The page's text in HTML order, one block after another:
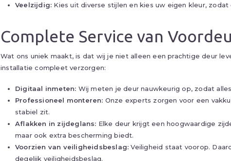
Veelzijdig: Kies uit diverse stijlen en kies uw eigen kleur,
Complete Service van
Wat ons uniek maakt, is dat wij je niet alleen een prachtige deur
installatie compleet verzorgen:
Digitaal inmeten: Wij meten je deur nauwkeurig op, zodat
Professioneel monteren: Onze experts zorgen voor een
stabiel zit.
Aflakken in zijdeglans: Elke deur krijgt een hoogwaardige
maar ook extra bescherming biedt.
Voorzien van veiligheidsbeslag: Veiligheid staat voorop.
degelijk veiligheidsbeslag.